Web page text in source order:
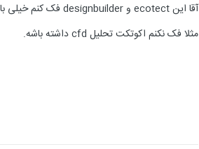
آقا این ecotect و designbuilder فک کنم خیلی با هم فرق داشته باشن ها! مطمینید که نسخه جدیداینه؟
مثلا فک نکنم اکوتکت تحلیل cfd داشته باشه.